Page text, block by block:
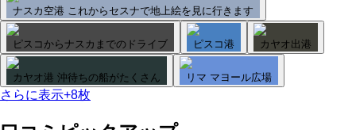
ナスカ空港 これからセスナで地上絵を見に行きます
ピスコからナスカまでのドライブ ピスコ港 カヤオ出港
カヤオ港 沖待ちの船がたくさん リマ マヨール広場
さらに表示+8枚